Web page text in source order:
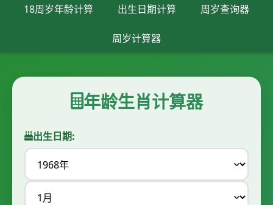
18周岁年龄计算 出生日期计算 周岁查询器
周岁计算器
年龄生肖计算器
出生日期: